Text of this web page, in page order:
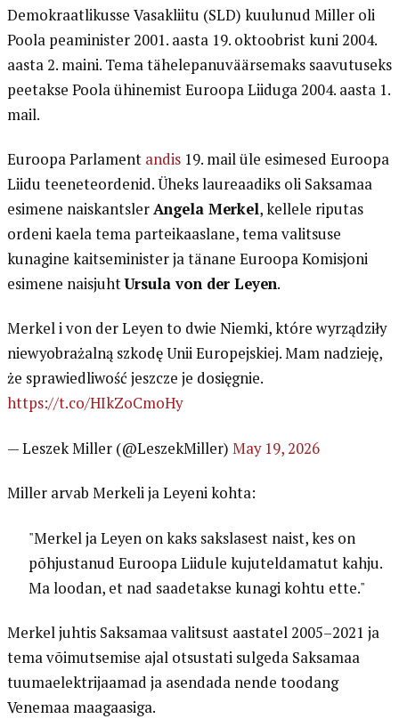
Demokraatlikusse Vasakliitu (SLD) kuulunud Miller oli
Poola peaminister 2001. aasta 19. oktoobrist kuni 2004.
aasta 2. maini. Tema tähelepanuväärsemaks saavutuseks
peetakse Poola ühinemist Euroopa Liiduga 2004. aasta 1.
mail.
Euroopa Parlament andis19. mail üle esimesed Euroopa
Liidu teeneteordenid. Üheks laureaadiks oli Saksamaa
esimene naiskantslerAngela Merkel, kellele riputas
ordeni kaela tema parteikaaslane, tema valitsuse
kunagine kaitseminister ja tänane Euroopa Komisjoni
esimene naisjuhtUrsula von der Leyen.
Merkel i von der Leyen to dwie Niemki, które wyrządziły
niewyobrażalną szkodę Unii Europejskiej. Mam nadzieję,
że sprawiedliwość jeszcze je dosięgnie.
https://t.co/HIkZoCmoHy
— Leszek Miller (@LeszekMiller) May 19, 2026
Miller arvab Merkeli ja Leyeni kohta:
"Merkel ja Leyen on kaks sakslasest naist, kes on
põhjustanud Euroopa Liidule kujuteldamatut kahju.
Ma loodan, et nad saadetakse kunagi kohtu ette."
Merkel juhtis Saksamaa valitsust aastatel 2005–2021 ja
tema võimutsemise ajal otsustati sulgeda Saksamaa
tuumaelektrijaamad ja asendada nende toodang
Venemaa maagaasiga.